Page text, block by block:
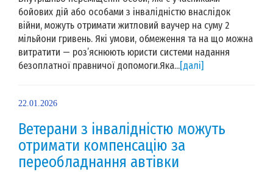
бойових дій або особами з інвалідністю внаслідок
війни, можуть отримати житловий ваучер на суму 2
мільйони гривень. Які умови, обмеження та на що можна
витратити — роз’яснюють юристи системи надання
безоплатної правничої допомоги.Яка...[далі]
22.01.2026
Ветерани з інвалідністю можуть
отримати компенсацію за
переобладнання автівки